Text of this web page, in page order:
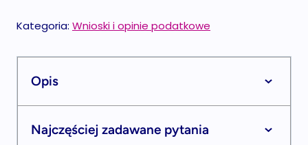
wydanie
interpretacji
podatkowej
Kategoria: Wnioski i opinie podatkowe
Opis
Najczęściej zadawane pytania